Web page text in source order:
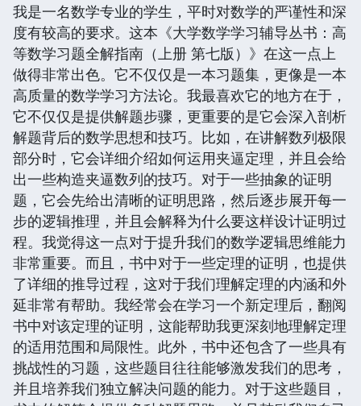
我是一名数学专业的学生，平时对数学的严谨性和深
度有较高的要求。这本《大学数学学习辅导丛书：高
等数学习题全解指南（上册 第七版）》在这一点上
做得非常出色。它不仅仅是一本习题集，更像是一本
高质量的数学学习方法论。我最喜欢它的地方在于，
它不仅仅是提供解题步骤，更重要的是它会深入剖析
解题背后的数学思想和技巧。比如，在讲解数列极限
部分时，它会详细介绍如何运用夹逼定理，并且会给
出一些构造夹逼数列的技巧。对于一些抽象的证明
题，它会先给出清晰的证明思路，然后逐步展开每一
步的逻辑推理，并且会解释为什么要这样设计证明过
程。我觉得这一点对于提升我们的数学逻辑思维能力
非常重要。而且，书中对于一些定理的证明，也提供
了详细的推导过程，这对于我们理解定理的内涵和外
延非常有帮助。我经常会在学习一个新定理后，翻阅
书中对该定理的证明，这能帮助我更深刻地理解定理
的适用范围和局限性。此外，书中还包含了一些具有
挑战性的习题，这些题目往往能够激发我们的思考，
并且培养我们独立解决问题的能力。对于这些题目，